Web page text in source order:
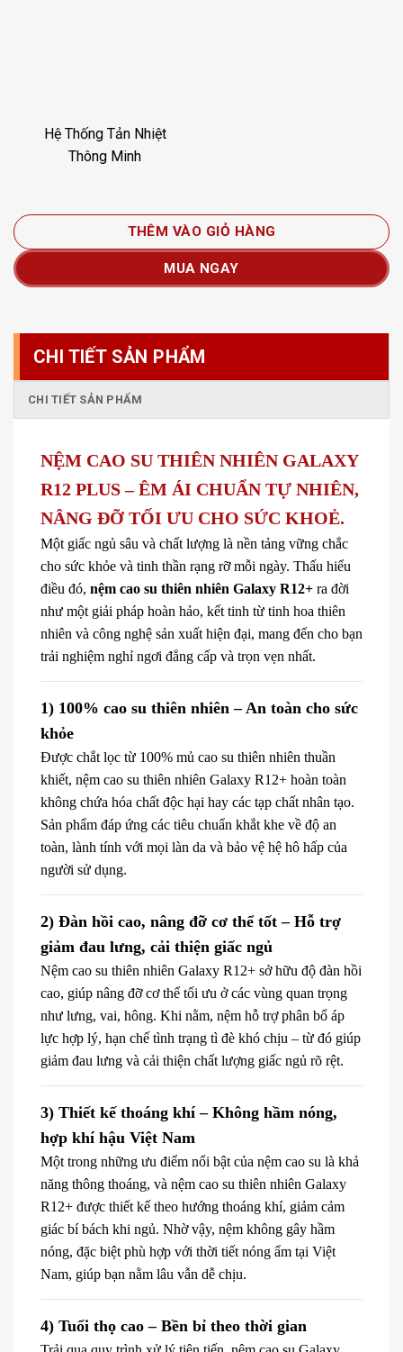
Hệ Thống Tản Nhiệt
Thông Minh
THÊM VÀO GIỎ HÀNG
MUA NGAY
CHI TIẾT SẢN PHẨM
CHI TIẾT SẢN PHẨM
NỆM CAO SU THIÊN NHIÊN GALAXY
R12 PLUS – ÊM ÁI CHUẨN TỰ NHIÊN,
NÂNG ĐỠ TỐI ƯU CHO SỨC KHOẺ.
Một giấc ngủ sâu và chất lượng là nền tảng vững chắc
cho sức khỏe và tinh thần rạng rỡ mỗi ngày. Thấu hiểu
điều đó, nệm cao su thiên nhiên Galaxy R12+ ra đời
như một giải pháp hoàn hảo, kết tinh từ tinh hoa thiên
nhiên và công nghệ sản xuất hiện đại, mang đến cho bạn
trải nghiệm nghỉ ngơi đẳng cấp và trọn vẹn nhất.
1) 100% cao su thiên nhiên – An toàn cho sức
khỏe
Được chắt lọc từ 100% mủ cao su thiên nhiên thuần
khiết, nệm cao su thiên nhiên Galaxy R12+ hoàn toàn
không chứa hóa chất độc hại hay các tạp chất nhân tạo.
Sản phẩm đáp ứng các tiêu chuẩn khắt khe về độ an
toàn, lành tính với mọi làn da và bảo vệ hệ hô hấp của
người sử dụng.
2) Đàn hồi cao, nâng đỡ cơ thể tốt – Hỗ trợ
giảm đau lưng, cải thiện giấc ngủ
Nệm cao su thiên nhiên Galaxy R12+ sở hữu độ đàn hồi
cao, giúp nâng đỡ cơ thể tối ưu ở các vùng quan trọng
như lưng, vai, hông. Khi nằm, nệm hỗ trợ phân bổ áp
lực hợp lý, hạn chế tình trạng tì đè khó chịu – từ đó giúp
giảm đau lưng và cải thiện chất lượng giấc ngủ rõ rệt.
3) Thiết kế thoáng khí – Không hầm nóng,
hợp khí hậu Việt Nam
Một trong những ưu điểm nổi bật của nệm cao su là khả
năng thông thoáng, và nệm cao su thiên nhiên Galaxy
R12+ được thiết kế theo hướng thoáng khí, giảm cảm
giác bí bách khi ngủ. Nhờ vậy, nệm không gây hầm
nóng, đặc biệt phù hợp với thời tiết nóng ẩm tại Việt
Nam, giúp bạn nằm lâu vẫn dễ chịu.
4) Tuổi thọ cao – Bền bỉ theo thời gian